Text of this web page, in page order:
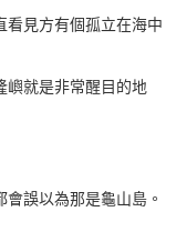
看見方有個孤立在海中
嶼就是非常醒目的地
誤以為那是龜山島。